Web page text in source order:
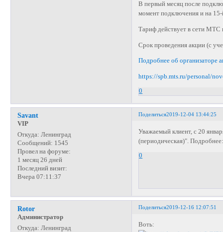
В первый месяц после
момент подключения и на
Тариф действует в сети МТС
Срок проведения акции (с
Подробнее об организаторе
https://spb.mts.ru/personal/
0
Поделиться2019-12-04 13:44:25
Savant
VIP
Откуда: Ленинград
Сообщений: 1545
Провел на форуме:
1 месяц 26 дней
Последний визит:
Вчера 07:11:37
Уважаемый клиент, с 20
(периодическая)".
0
Поделиться2019-12-16 12:07:51
Rotor
Администратор
Откуда: Ленинград
Воть: